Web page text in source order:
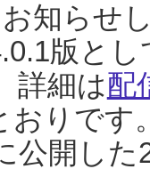
知らせ
版と
詳細は配
おりです
公開し